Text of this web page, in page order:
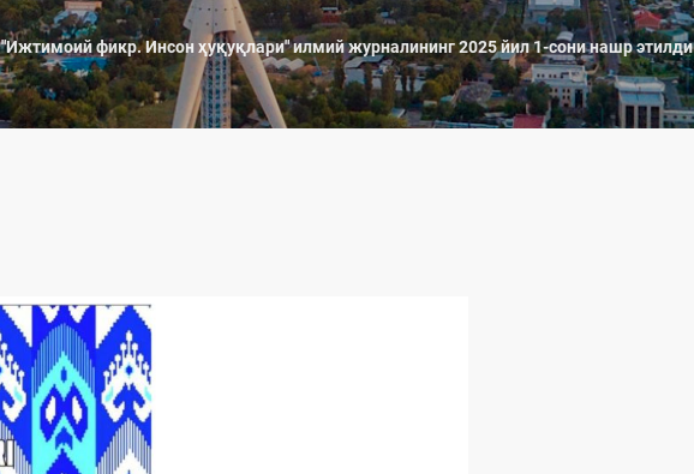
"Ижтимоий фикр. Инсон ҳуқуқлари" илмий журналининг 2025 йил 1-сони нашр этилди